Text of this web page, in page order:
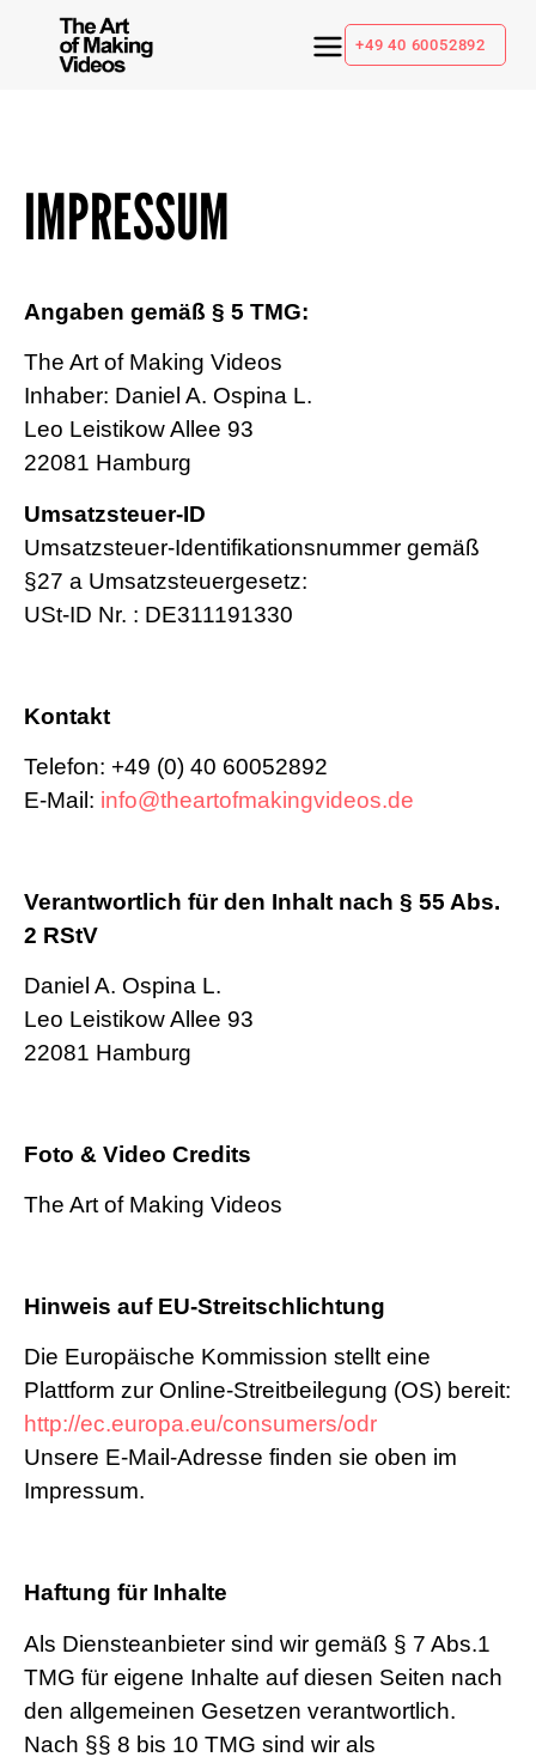
+49 40 60052892
IMPRESSUM
Angaben gemäß § 5 TMG:
The Art of Making Videos
Inhaber: Daniel A. Ospina L.
Leo Leistikow Allee 93
22081 Hamburg
Umsatzsteuer-ID
Umsatzsteuer-Identifikationsnummer gemäß
§27 a Umsatzsteuergesetz:
USt-ID Nr. : DE311191330
Kontakt
Telefon: +49 (0) 40 60052892
E-Mail: info@theartofmakingvideos.de
Verantwortlich für den Inhalt nach § 55 Abs.
2 RStV
Daniel A. Ospina L.
Leo Leistikow Allee 93
22081 Hamburg
Foto & Video Credits
The Art of Making Videos
Hinweis auf EU-Streitschlichtung
Die Europäische Kommission stellt eine
Plattform zur Online-Streitbeilegung (OS) bereit:
http://ec.europa.eu/consumers/odr
Unsere E-Mail-Adresse finden sie oben im
Impressum.
Haftung für Inhalte
Als Diensteanbieter sind wir gemäß § 7 Abs.1
TMG für eigene Inhalte auf diesen Seiten nach
den allgemeinen Gesetzen verantwortlich.
Nach §§ 8 bis 10 TMG sind wir als